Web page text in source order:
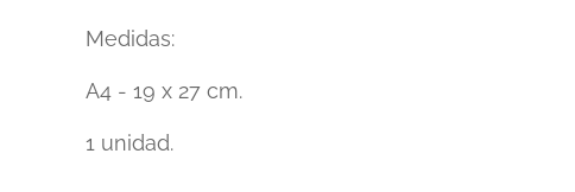
Medidas:
A4 - 19 x 27 cm.
1 unidad.